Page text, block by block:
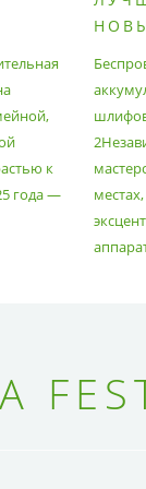
к
года —